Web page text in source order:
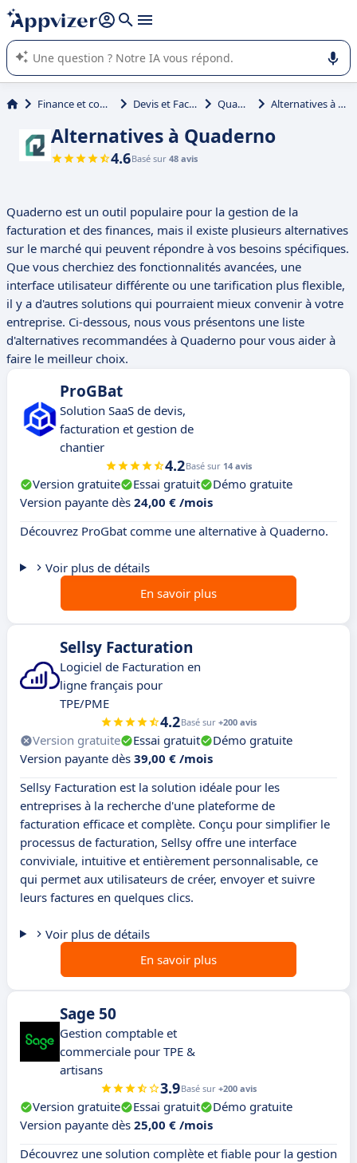
répondre (plusieurs lignes avec
L'IA de Appvizer vous guide dans l'utilisation ou la sélection de
logiciel SaaS en entreprise.
Finance et comptabilité Devis et Facturation Quaderno Alternatives à Quaderno
Alternatives à Quaderno
4.6Basé sur 48 avis
Quaderno est un outil populaire pour la gestion de la
facturation et des finances, mais il existe plusieurs alternatives
sur le marché qui peuvent répondre à vos besoins spécifiques.
Que vous cherchiez des fonctionnalités avancées, une
interface utilisateur différente ou une tarification plus flexible,
il y a d'autres solutions qui pourraient mieux convenir à votre
entreprise. Ci-dessous, nous vous présentons une liste
d'alternatives recommandées à Quaderno pour vous aider à
faire le meilleur choix.
ProGBat
Solution SaaS de devis,
facturation et gestion de
chantier
4.2Basé sur 14 avis
Version gratuite Essai gratuit
Démo gratuite
Version payante dès 24,00 € /mois
Découvrez ProGbat comme une alternative à Quaderno.
Voir plus de détails
En savoir plus
Sellsy Facturation
Logiciel de Facturation en
ligne français pour
TPE/PME
4.2Basé sur +200 avis
Version gratuite Essai gratuit
Démo gratuite
Version payante dès 39,00 € /mois
Sellsy Facturation est la solution idéale pour les
entreprises à la recherche d'une plateforme de
facturation efficace et complète. Conçu pour simplifier le
processus de facturation, Sellsy offre une interface
conviviale, intuitive et entièrement personnalisable, ce
qui permet aux utilisateurs de créer, envoyer et suivre
leurs factures en quelques clics.
Voir plus de détails
En savoir plus
Sage 50
Gestion comptable et
commerciale pour TPE &
artisans
3.9Basé sur +200 avis
Version gratuite Essai gratuit
Démo gratuite
Version payante dès 25,00 € /mois
Découvrez une solution complète et fiable pour la gestion